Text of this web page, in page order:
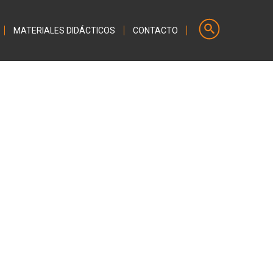
MATERIALES DIDÁCTICOS CONTACTO